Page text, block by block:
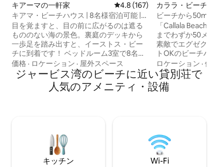
キアーマの一軒家 レビュー167件、5つ星中4.8つ
4.8 (167)
キアマ・ビーチハウス | 8名様宿泊可能 |
バーベキュー、ビーチまで1分
目を覚ますと、目の前に広がるのは遮る
もののない海の景色。裏庭のデッキから
一歩足を踏み出すと、イーストス・ビー
チに到着です！ ベッドルーム3室で8名様
までご宿泊いただけます。光沢のある木
製床、設備の整ったキッチン、バーベキ
ュー設備を備えた広いデッキ、高速Wi-
Fi、ゲームルーム（卓球はお好きです
行でも、ここは最高の海辺での暮らしを
提供します。南海岸での完璧な隠れ家。
価格 · ロケーション · 屋外スペース
カララ・ビーチの
ビーチから50m
「Callala
までわずか50メ
素敵でエグゼクテ
トOKのビーチハ
家族に最適で、
度の景色をお楽しみ
とした安全な庭と
クスしたビーチサ
います。 楽しい逃避行-リラクゼーション
が保証されます。
ロケーション ·価
ジャービス湾のビーチに近い貸別荘で
人気のアメニティ・設備
キッチン Wi-Fi